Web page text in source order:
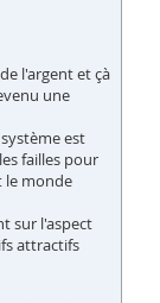
l'argent et çà
une
est
failles pour
le monde
sur l'aspect
attractifs